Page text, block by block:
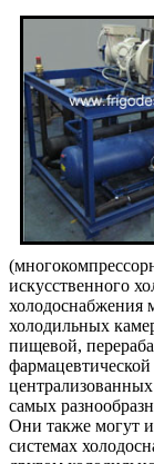
искусственного
холодоснабжения
холодильных
пищевой,
самых
Они также могут
системах